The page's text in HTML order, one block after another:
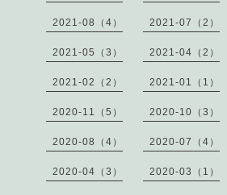
2021-08（4） 2021-07（2）
2021-05（3） 2021-04（2）
2021-02（2） 2021-01（1）
2020-11（5） 2020-10（3）
2020-08（4） 2020-07（4）
2020-04（3） 2020-03（1）